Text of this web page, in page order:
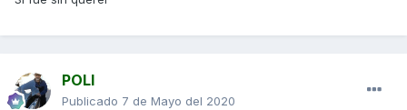
POLI
Publicado 7 de Mayo del 2020